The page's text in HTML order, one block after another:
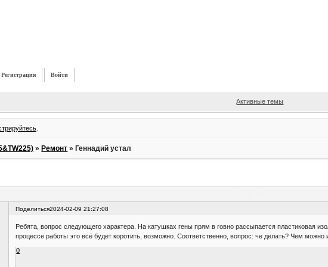
Регистрация Войти
Активные темы
.
»Ремонт »Геннадий устал
Поделиться2024-02-09 21:27:08
Ребята, вопрос следующего характера. На катушках гены прям в говно рассыпается пластиковая
процессе работы это всё будет коротить, возможно. Соответственно, вопрос: че делать? Чем
0